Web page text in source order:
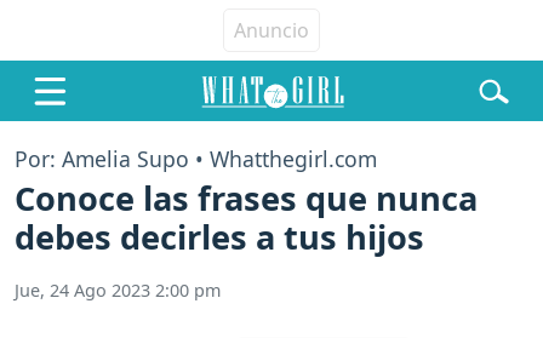
Por: Amelia Supo • Whatthegirl.com
Conoce las frases que nunca
debes decirles a tus hijos
Jue, 24 Ago 2023 2:00 pm